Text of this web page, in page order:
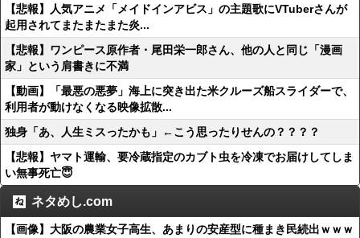
【悲報】人気アニメ「メイドインアビス」の主題歌にVTuberさんが
起用されてまたまたまた炎...
【悲報】ワンピース原作者・尾田栄一郎さん、他の人と同じ「漫画
家」という肩書きに不満
【動画】「最悪の悪夢」海上に突き出た米クルーズ船スライダーで、
利用者が動けなくなる映像拡散...
独身「あ、人生ミスったかも」←こう思ったりせんの？？？？
【悲報】ヤマト運輸、要冷蔵指定のカブト虫を冷凍でお届けしてしま
い無事死亡😇
ネタめし.com
【画像】大阪の農業女子高生、あまりの安産型に種まき民続出ｗｗｗ